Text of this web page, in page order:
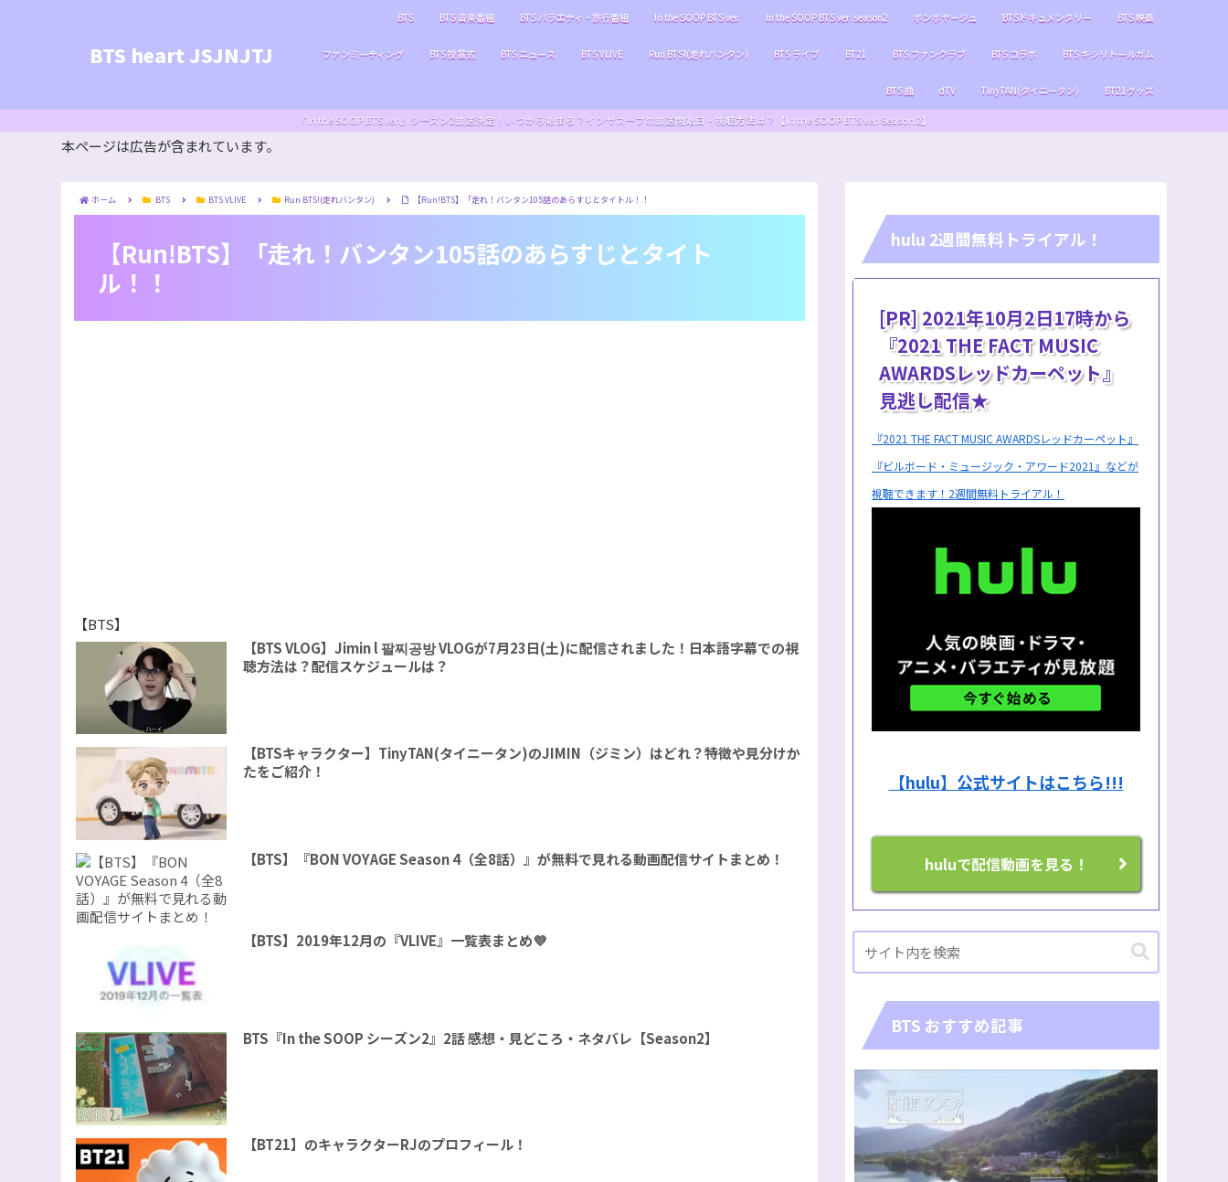
BTS heart JSJNJTJ
BTS BTS 音楽番組 BTS バラエティ・旅行番組 In the SOOP BTS ver. In the SOOP BTS ver. season2 ボンボヤージュ BTSドキュメンタリー BTS 映画
ファンミーティング BTS 授賞式 BTS ニュース BTS VLIVE Run BTS!(走れバンタン) BTS ライブ BT21 BTS ファンクラブ BTS コラボ BTS キシリトールガム
BTS 曲 dTV TinyTAN(タイニータン) BT21グッズ
『In the SOOP BTS ver.』シーズン2放送決定！いつから始まる？インザスープの放送開始日・視聴方法は？【In the SOOP BTS ver. Season 2】
本ページは広告が含まれています。
ホーム BTS BTS VLIVE Run BTS!(走れバンタン) 【Run!BTS】「走れ！バンタン105話のあらすじとタイトル！！
【Run!BTS】「走れ！バンタン105話のあらすじとタイト
ル！！
【BTS】
【BTS VLOG】Jimin l 팔찌공방 VLOGが7月23日(土)に配信されました！日本語字幕での視
聴方法は？配信スケジュールは？
【BTSキャラクター】TinyTAN(タイニータン)のJIMIN（ジミン）はどれ？特徴や見分けか
たをご紹介！
【BTS】『BON VOYAGE Season 4（全8話）』が無料で見れる動画配信サイトまとめ！
【BTS】2019年12月の『VLIVE』一覧表まとめ💜
BTS『In the SOOP シーズン2』2話 感想・見どころ・ネタバレ【Season2】
【BT21】のキャラクターRJのプロフィール！
hulu 2週間無料トライアル！
[PR] 2021年10月2日17時から
『2021 THE FACT MUSIC
AWARDSレッドカーペット』
見逃し配信★
『2021 THE FACT MUSIC AWARDSレッドカーペット』
『ビルボード・ミュージック・アワード2021』などが
視聴できます！2週間無料トライアル！
【hulu】公式サイトはこちら!!!
huluで配信動画を見る！
BTS おすすめ記事